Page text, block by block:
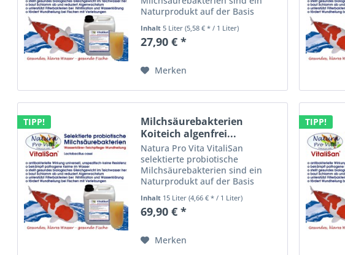
Naturprodukt auf der Basis
enzymatisch gesteuerter
heterofermentativer
Bakterienkulturen. VitaliSan -
(lactobacillus casei)...
Inhalt5 Liter(5,58 € * / 1 Liter)
27,90 € *
Merken
TIPP!
Milchsäurebakterien
Koiteich algenfrei...
Natura Pro Vita VitaliSan
selektierte probiotische
Milchsäurebakterien sind ein
Naturprodukt auf der Basis
heterofermentativer
Bakterienkulturen. VitaliSan -
(lactobacillus casei)...
Inhalt 15 Liter(4,66 € * / 1 Liter)
69,90 € *
Merken
TIPP!